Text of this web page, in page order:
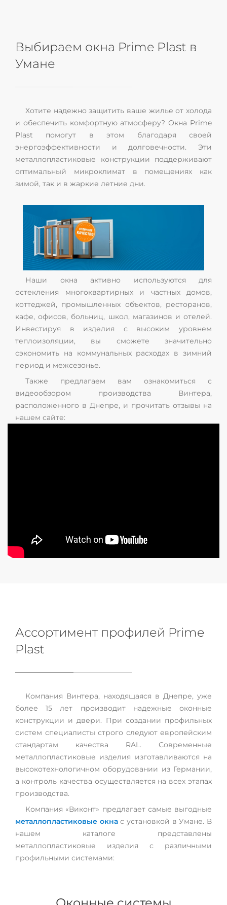
Выбираем окна Prime Plast в
Умане
Хотите надежно защитить ваше жилье от холода
и обеспечить комфортную атмосферу? Окна Prime
Plast помогут в этом благодаря своей
энергоэффективности и долговечности. Эти
металлопластиковые конструкции поддерживают
оптимальный микроклимат в помещениях как
зимой, так и в жаркие летние дни.
Наши окна активно используются для
остекления многоквартирных и частных домов,
коттеджей, промышленных объектов, ресторанов,
кафе, офисов, больниц, школ, магазинов и отелей.
Инвестируя в изделия с высоким уровнем
теплоизоляции, вы сможете значительно
сэкономить на коммунальных расходах в зимний
период и межсезонье.
Также предлагаем вам ознакомиться с
видеообзором производства Винтера,
расположенного в Днепре, и прочитать отзывы на
нашем сайте:
Ассортимент профилей Prime
Plast
Компания Винтера, находящаяся в Днепре, уже
более 15 лет производит надежные оконные
конструкции и двери. При создании профильных
систем специалисты строго следуют европейским
стандартам качества RAL. Современные
металлопластиковые изделия изготавливаются на
высокотехнологичном оборудовании из Германии,
а контроль качества осуществляется на всех этапах
производства.
Компания «Виконт» предлагает самые выгодные
металлопластиковые окнас установкой в Умане. В
нашем каталоге представлены
металлопластиковые изделия с различными
профильными системами: